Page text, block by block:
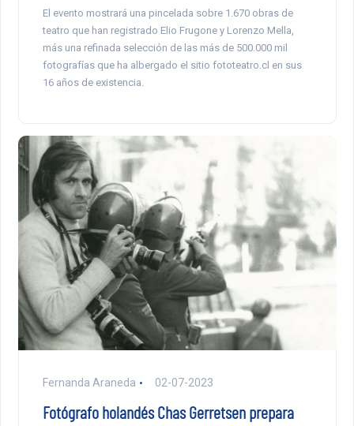
El evento mostrará una pincelada sobre 1.670 obras de
teatro que han registrado Elio Frugone y Lorenzo Mella,
más una refinada selección de las más de 500.000 mil
fotografías que ha albergado el sitio fototeatro.cl en sus
16 años de existencia.
Fernanda Araneda 02-07-2023
Fotógrafo holandés Chas Gerretsen prepara